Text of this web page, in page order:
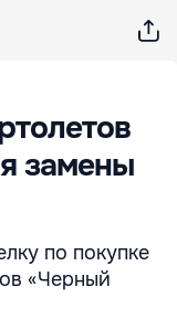
замены
по покупке
«Черный